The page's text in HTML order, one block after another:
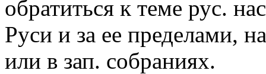
обратиться к теме рус.
Руси и за ее пределами,
или в зап. собраниях.